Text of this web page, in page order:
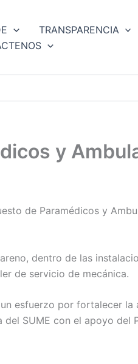
TRANSPARENCIA
y
de Paramédicos y
dentro de las
de servicio de mecánica.
esfuerzo por fortalecer
SUME con el apoyo del